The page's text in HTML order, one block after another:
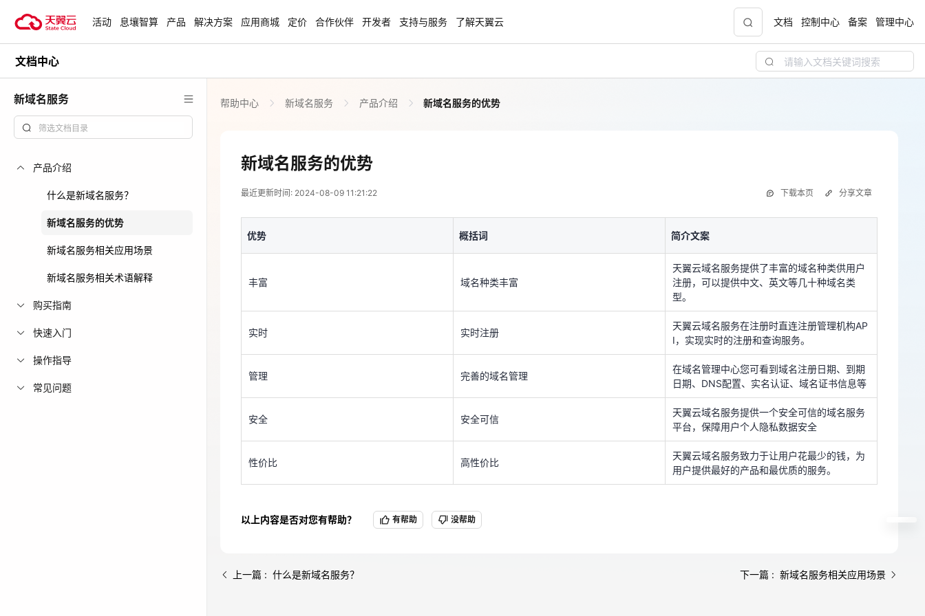
试用，产品折扣等，助您降本增
安全隔离版OpenClaw NEW 聚力AI赋能 天翼云大模型专项
企业出海解决方案
助力您的业务扬帆出海，通达全球！
国家云助力中小企业腾飞，高额上云补贴重磅
云上钜惠 天翼云奖励推广计划
奖励
免费活动
多款云产品免费试用，快来开启云上之旅 您的洞察，重塑科技边界
活动 息壤智算 产品 解决方案 应用商城 定价 合作伙伴 开发者 支持与服务 了解天翼云 文档 控制中心 备案 管理中心
文档中心
新域名服务
产品介绍
什么是新域名服务？
新域名服务的优势
新域名服务相关应用场景
新域名服务相关术语解释
购买指南
快速入门
操作指导
常见问题
帮助中心 新域名服务 产品介绍 新域名服务的优势
新域名服务的优势
最近更新时间: 2024-08-09 11:21:22 下载本页
2024-08-09 03:21:22
天翼云域名服务提供了丰富的域名种类供用户
天翼云域名服务在注册时直连注册管理机构A
PI，实现实时的注册和查询服务。
管理 完善的域名管理
在域名管理中心您可看到域名注册日期、到期
日期、DNS配置、实名认证、域名证书信息等
安全 安全可信
天翼云域名服务提供一个安全可信的域名服务
平台，保障用户个人隐私数据安全
天翼云域名服务致力于让用户花最少的钱，为
用户提供最好的产品和最优质的服务。
分享文章
优势 概括词 简介文案
丰富 域名种类丰富
天翼云域名服务提供了丰富的域名种类供用户
注册，可以提供中文、英文等几十种域名类
型。
实时 实时注册
天翼云域名服务在注册时直连注册管理机构AP
I，实现实时的注册和查询服务。
管理 完善的域名管理
在域名管理中心您可看到域名注册日期、到期
日期、DNS配置、实名认证、域名证书信息等
安全 安全可信
天翼云域名服务提供一个安全可信的域名服务
平台，保障用户个人隐私数据安全
性价比 高性价比
天翼云域名服务致力于让用户花最少的钱，为
用户提供最好的产品和最优质的服务。
以上内容是否对您有帮助？ 有帮助 没帮助
上一篇 : 什么是新域名服务？ 下一篇 : 新域名服务相关应用场景